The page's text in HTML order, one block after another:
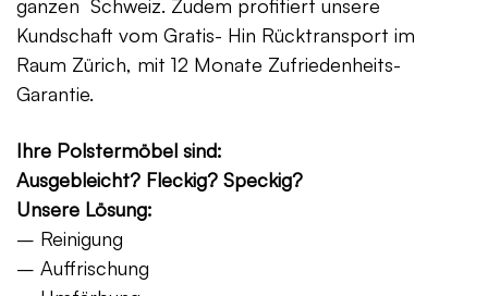
ganzen Schweiz. Zudem profitiert unsere
Kundschaft vom Gratis- Hin Rücktransport im
Raum Zürich, mit 12 Monate Zufriedenheits-
Garantie.
Ihre Polstermöbel sind:
Ausgebleicht? Fleckig? Speckig?
Unsere Lösung:
– Reinigung
– Auffrischung